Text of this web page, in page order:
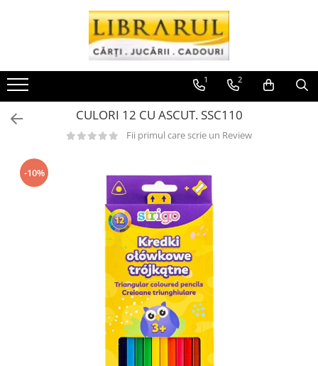
Toate Produsele
CARTI
Arta, arhitectura si fotografie
Arhitectura
Pictura si desen
Biografii si memorii
Teorie si critica literara
Business, economie, finante
Management si leadership
1 2
CULORI 12 CU ASCUT. SSC110
Fii primul care scrie un Review
-10%